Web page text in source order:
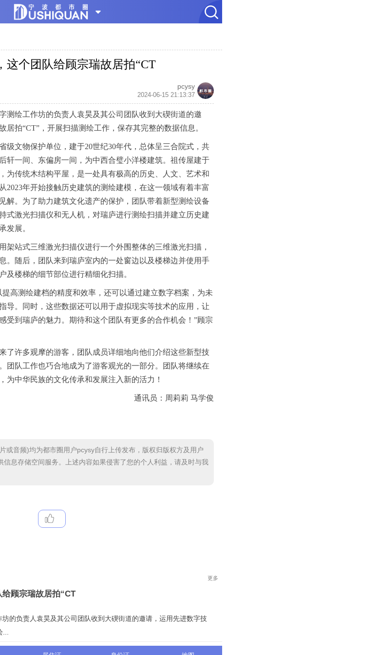
这个团队给顾宗瑞故居拍“CT
pcysy
2024-06-15 21:13:37
测绘工作坊的负责人袁昊及其公司团队收到大碶街道的邀
居拍“CT”，开展扫描测绘工作，保存其完整的数据信息。
级文物保护单位，建于20世纪30年代，总体呈三合院式，共
轩一间、东偏房一间，为中西合璧小洋楼建筑。祖传屋建于
为传统木结构平屋，是一处具有极高的历史、人文、艺术和
2023年开始接触历史建筑的测绘建模，在这一领域有着丰富
解。为了助力建筑文化遗产的保护，团队带着新型测绘设备
激光扫描仪和无人机，对瑞庐进行测绘扫描并建立历史建
发展。
架站式三维激光扫描仪进行一个外围整体的三维激光扫描，
。随后，团队来到瑞庐室内的一处窗边以及楼梯边并使用手
及楼梯的细节部位进行精细化扫描。
高测绘建档的精度和效率，还可以通过建立数字档案，为未
导。同时，这些数据还可以用于虚拟现实等技术的应用，让
受到瑞庐的魅力。期待和这个团队有更多的合作机会！”顾宗
了许多观摩的游客，团队成员详细地向他们介绍这些新型技
团队工作也巧合地成为了游客观光的一部分。团队将继续在
为中华民族的文化传承和发展注入新的活力！
通讯员：周莉莉 马学俊
或音频)均为都市圈用户pcysy自行上传发布，版权归版权方及用户
信息存储空间服务。上述内容如果侵害了您的个人利益，请及时与我
更多
顾宗瑞故居拍“CT
的负责人袁昊及其公司团队收到大碶街道的邀请，运用先进数字技